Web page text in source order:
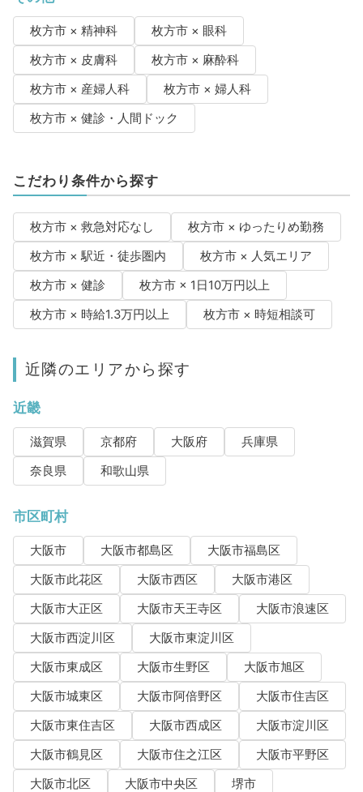
枚方市 × 精神科
枚方市 × 眼科
枚方市 × 皮膚科
枚方市 × 麻酔科
枚方市 × 産婦人科
枚方市 × 婦人科
枚方市 × 健診・人間ドック
こだわり条件から探す
枚方市 × 救急対応なし
枚方市 × ゆったりめ勤務
枚方市 × 駅近・徒歩圏内
枚方市 × 人気エリア
枚方市 × 健診
枚方市 × 1日10万円以上
枚方市 × 時給1.3万円以上
枚方市 × 時短相談可
近隣のエリアから探す
近畿
滋賀県 京都府 大阪府
兵庫県
奈良県
和歌山県
市区町村
大阪市 大阪市都島区
大阪市福島区
大阪市此花区
大阪市西区
大阪市港区
大阪市大正区
大阪市天王寺区
大阪市浪速区
大阪市西淀川区
大阪市東淀川区
大阪市東成区
大阪市生野区
大阪市旭区
大阪市城東区
大阪市阿倍野区
大阪市住吉区
大阪市東住吉区
大阪市西成区
大阪市淀川区
大阪市鶴見区
大阪市住之江区
大阪市平野区
大阪市北区
大阪市中央区
堺市